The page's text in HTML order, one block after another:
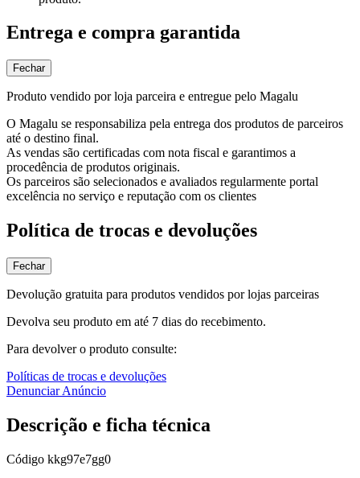
Entrega e compra garantida
Fechar
Produto vendido por loja parceira e entregue pelo Magalu
O Magalu se responsabiliza pela entrega dos produtos de parceiros
até o destino final.
As vendas são certificadas com nota fiscal e garantimos a
procedência de produtos originais.
Os parceiros são selecionados e avaliados regularmente portal
excelência no serviço e reputação com os clientes
Política de trocas e devoluções
Fechar
Devolução gratuita para produtos vendidos por lojas parceiras
Devolva seu produto em até 7 dias do recebimento.
Para devolver o produto consulte:
Políticas de trocas e devoluções
Denunciar Anúncio
Descrição e ficha técnica
Código kkg97e7gg0